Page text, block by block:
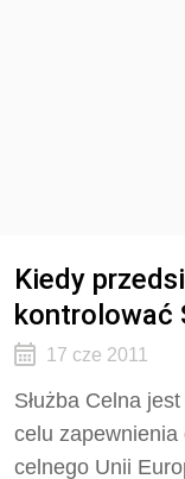
Kiedy
kontrolować
17 cze 2011
Służba Celna
celu
celnego Unii